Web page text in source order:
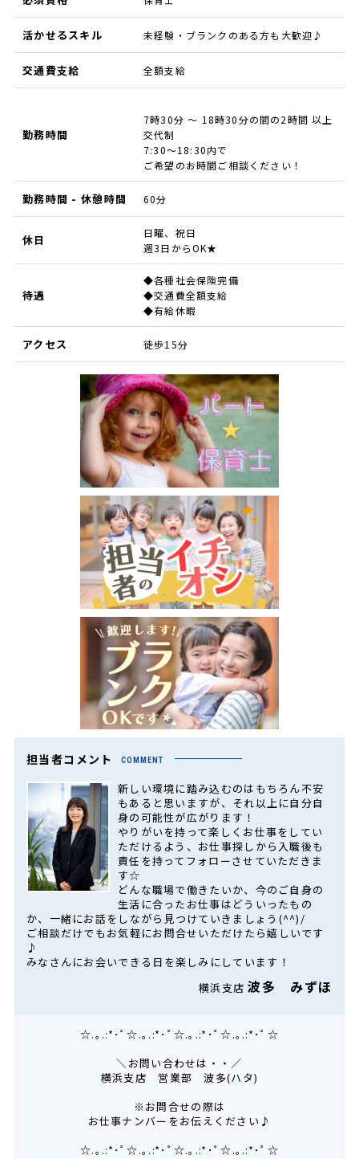
活かせるスキル 未経験・ブランクのある方も大歓迎♪
交通費支給 全額支給
勤務時間
7時30分 ～ 18時30分の間の2時間 以上
交代制
7:30～18:30内で
ご希望のお時間ご相談ください！
勤務時間 - 休憩時間 60分
休日
日曜、祝日
週3日からOK★
待遇
◆各種社会保険完備
◆交通費全額支給
◆有給休暇
アクセス 徒歩15分
担当者コメント COMMENT
新しい環境に踏み込むのはもちろん不安
もあると思いますが、それ以上に自分自
身の可能性が広がります！
やりがいを持って楽しくお仕事をしてい
ただけるよう、お仕事探しから入職後も
責任を持ってフォローさせていただきま
す☆
どんな職場で働きたいか、今のご自身の
生活に合ったお仕事はどういったもの
か、一緒にお話をしながら見つけていきましょう(^^)/
ご相談だけでもお気軽にお問合せいただけたら嬉しいです
♪
みなさんにお会いできる日を楽しみにしています！
横浜支店波多 みずほ
☆.｡.:*･ﾟ☆.｡.:*･ﾟ☆.｡.:*･ﾟ☆.｡.:*･ﾟ☆
＼お問い合わせは・・／
横浜支店 営業部 波多(ハタ)
※お問合せの際は
お仕事ナンバーをお伝えください♪
☆.｡.:*･ﾟ☆.｡.:*･ﾟ☆.｡.:*･ﾟ☆.｡.:*･ﾟ☆